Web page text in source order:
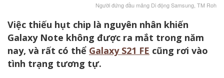
Người đứng đầu mảng Di động Samsung, TM Roh
Việc thiếu hụt chip là nguyên nhân khiến
Galaxy Note không được ra mắt trong năm
nay, và rất có thể Galaxy S21 FE cũng rơi vào
tình trạng tương tự.